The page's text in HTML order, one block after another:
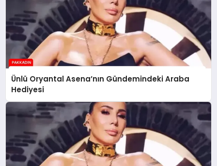
Ünlü Oryantal Asena’nın Gündemindeki Araba
Hediyesi